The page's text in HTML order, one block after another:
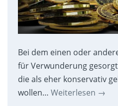
Bei dem einen oder
für Verwunderung
die als eher konservativ
wollen… Weiterlesen →